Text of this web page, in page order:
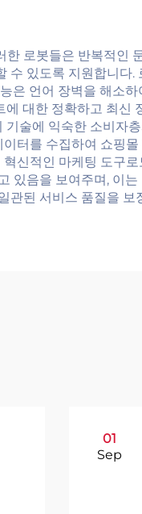
로봇들은 반복적인
있도록 지원합니다
은 언어 장벽을 해소
대한 정확하고 최신
술에 익숙한 소비자
터를 수집하여 쇼핑
신적인 마케팅 도구
있음을 보여주며, 이
관된 서비스 품질을 보
01
Sep